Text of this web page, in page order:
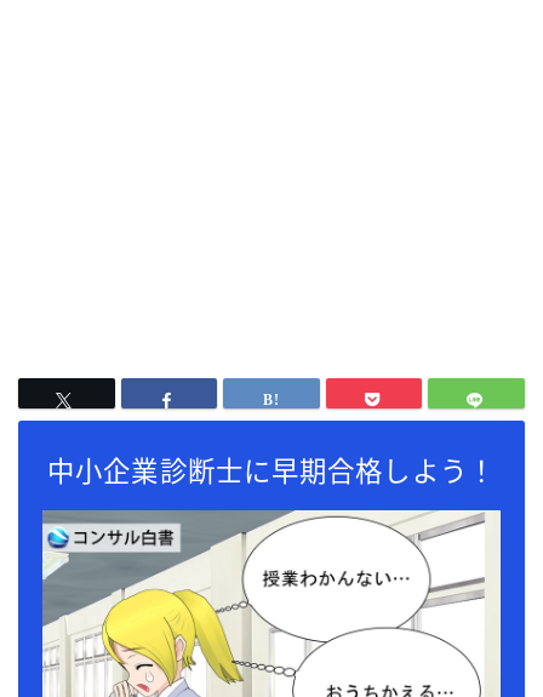
中小企業診断士に早期合格しよう！